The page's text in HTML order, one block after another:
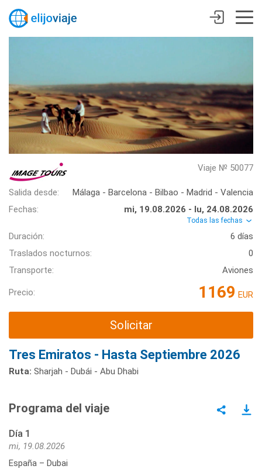
Viaje № 50077
Salida desde:
Málaga - Barcelona - Bilbao - Madrid - Valencia
Fechas:
mi, 19.08.2026 - lu, 24.08.2026
Todas las fechas
Duración:
6 días
Traslados nocturnos:
0
Transporte:
Aviones
Precio: 1169 EUR
Solicitar
Tres Emiratos - Hasta Septiembre 2026
Ruta: Sharjah - Dubái - Abu Dhabi
Programa del viaje
Día 1
mi, 19.08.2026
España – Dubai